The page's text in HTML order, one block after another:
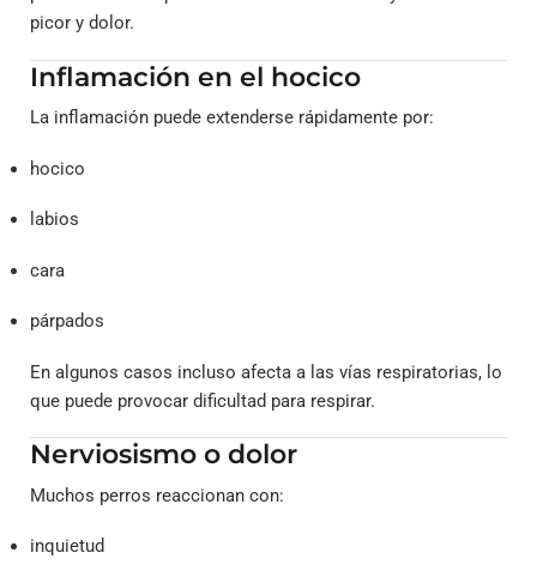
picor y dolor.
Inflamación en el hocico
La inflamación puede extenderse rápidamente por:
hocico
labios
cara
párpados
En algunos casos incluso afecta a las vías respiratorias, lo
que puede provocar dificultad para respirar.
Nerviosismo o dolor
Muchos perros reaccionan con:
inquietud